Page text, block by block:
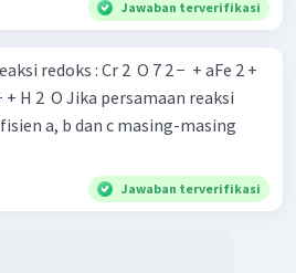
Jawaban terverifikasi
2 ​ O 7 2 − ​ + aFe 2 +
reaksi
a, b dan c masing-masing
Jawaban terverifikasi